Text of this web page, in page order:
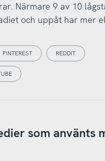
Närmare 9 av 10
och uppåt har mer
PINTEREST REDDIT
som använts